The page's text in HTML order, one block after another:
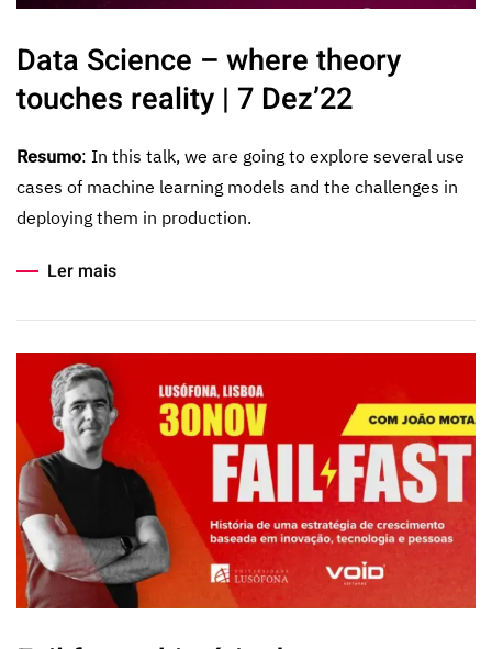
Data Science – where theory
touches reality | 7 Dez’22
Resumo: In this talk, we are going to explore several use
cases of machine learning models and the challenges in
deploying them in production.
Ler mais